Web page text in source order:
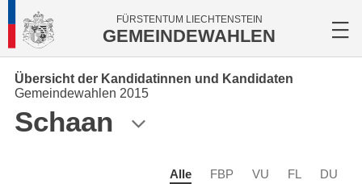
FÜRSTENTUM LIECHTENSTEIN
GEMEINDEWAHLEN
Übersicht der Kandidatinnen und Kandidaten
Gemeindewahlen 2015
Schaan
Alle FBP VU FL DU